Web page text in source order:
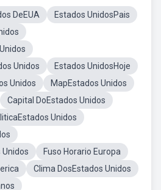
DeEUA
Estados UnidosPais
Unidos
Estados UnidosHoje
Unidos
MapEstados Unidos
Capital DoEstados Unidos
Unidos
Unidos
Fuso Horario Europa
Clima DosEstados Unidos